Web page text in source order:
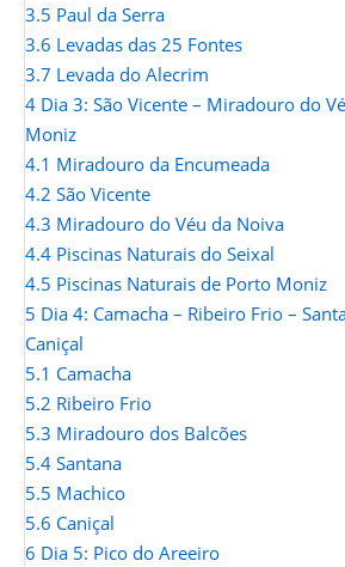
3.5 Paul da Serra
3.6 Levadas das 25 Fontes
3.7 Levada do Alecrim
4 Dia 3: São Vicente – Miradouro do
Moniz
4.1 Miradouro da Encumeada
4.2 São Vicente
4.3 Miradouro do Véu da Noiva
4.4 Piscinas Naturais do Seixal
4.5 Piscinas Naturais de Porto Moniz
5 Dia 4: Camacha – Ribeiro Frio –
Caniçal
5.1 Camacha
5.2 Ribeiro Frio
5.3 Miradouro dos Balcões
5.4 Santana
5.5 Machico
5.6 Caniçal
6 Dia 5: Pico do Areeiro